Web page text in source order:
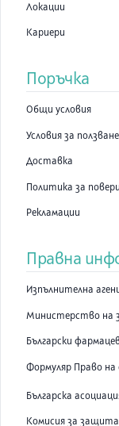
Локации
Кариери
Поръчка
Общи условия
Условия за
Доставка
Политика за
Рекламации
Правна
Изпълнителна
Министерство на
Български
Формуляр Право на
Българска
Комисия за